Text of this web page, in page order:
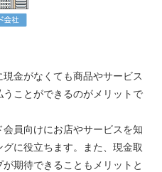
金がなくても商品やサービス
ことができるのがメリットで
員向けにお店やサービスを知
に役立ちます。また、現金取
期待できることもメリットと